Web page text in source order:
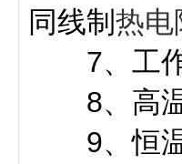
同线制 热电
7、工作
8、高温
9、恒温